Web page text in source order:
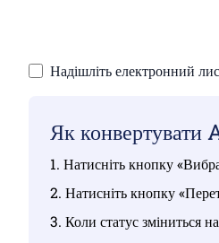
Надішліть електронний
Як
1. Натисніть кнопку
2. Натисніть кнопку
3. Коли статус зміниться